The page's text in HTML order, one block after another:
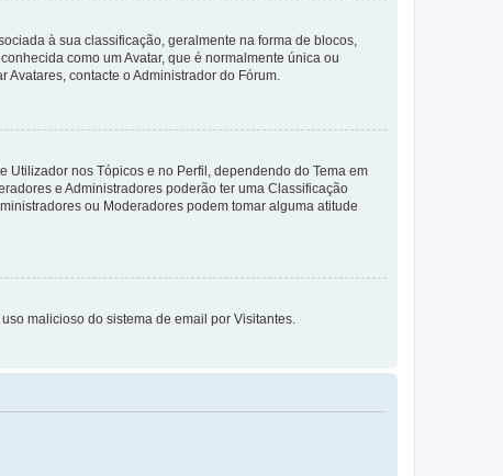
à sua classificação, geralmente na forma de blocos,
como um Avatar, que é normalmente única ou
contacte o Administrador do Fórum.
nos Tópicos e no Perfil, dependendo do Tema em
e Administradores poderão ter uma Classificação
ou Moderadores podem tomar alguma atitude
malicioso do sistema de email por Visitantes.